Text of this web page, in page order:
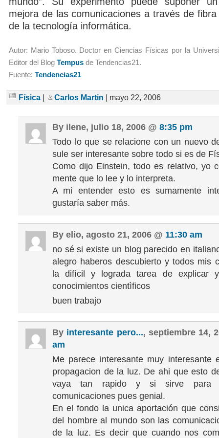
mejora de las comunicaciones a través de
de la tecnología informática.
Autor: Mario Toboso. Doctor en Ciencias Físicas por la
Editor del Blog Tempus de Tendencias21.
Fuente: Tendencias21
Física Carlos Martin | mayo 22, 2006
By ilene, julio 18, 2006 @ 8:35 pm
Todo lo que se relacione con un nuevo
sule ser interesante sobre todo si es de
Como dijo Einstein, todo es relativo, yo
mente que lo lee y lo interpreta.
A mi entender esto es sumamente
gustaría saber más.
By elio, agosto 21, 2006 @ 11:30 am
no sé si existe un blog parecido en
alegro haberos descubierto y todos mis
la difìcil y lograda tarea de explicar
conocimientos cientìficos
buen trabajo
By interesante pero..., septiembre 14,
am
Me parece interesante muy interesante
propagacion de la luz. De ahi que esto
vaya tan rapido y si sirve para
comunicaciones pues genial.
En el fondo la unica aportación que
del hombre al mundo son las
de la luz. Es decir que cuando nos